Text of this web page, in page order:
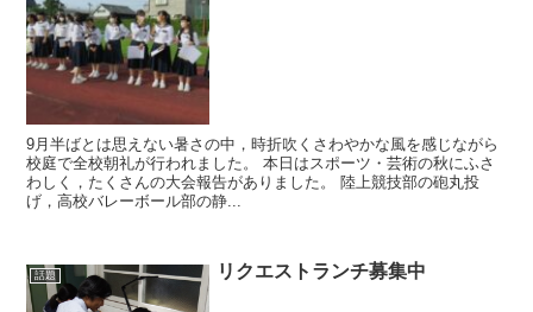
9月半ばとは思えない暑さの中，時折吹くさわやかな風を感じながら
校庭で全校朝礼が行われました。 本日はスポーツ・芸術の秋にふさ
わしく，たくさんの大会報告がありました。 陸上競技部の砲丸投
げ，高校バレーボール部の静...
話題 リクエストランチ募集中